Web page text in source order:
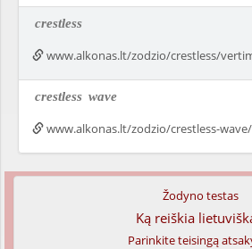
crestless
www.alkonas.lt/zodzio/crestless/
crestless wave
www.alkonas.lt/zodzio/crestless-
Žodyno testas
Ką reiškia
Parinkite teisingą